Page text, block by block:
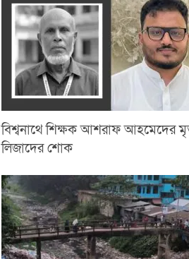
বিশ্বনাথে শিক্ষক আশরাফ আহমেদের
লিজাদের শোক